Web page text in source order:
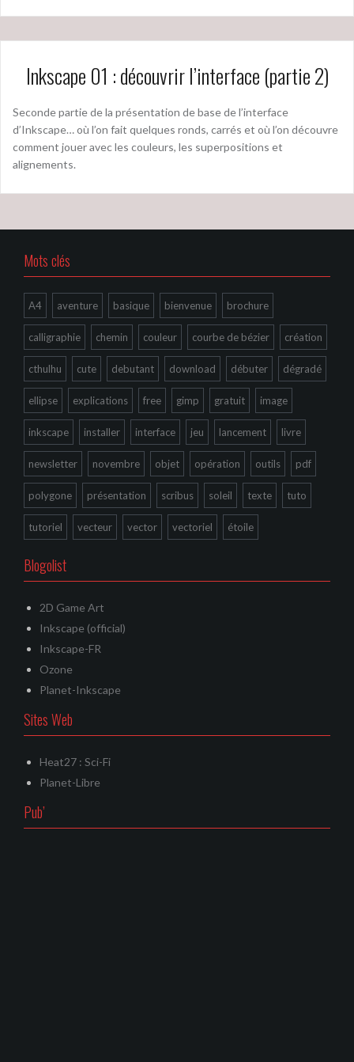
Inkscape 01 : découvrir l’interface (partie 2)
Seconde partie de la présentation de base de l’interface
d’Inkscape… où l’on fait quelques ronds, carrés et où l’on découvre
comment jouer avec les couleurs, les superpositions et
alignements.
Mots clés
A4 aventure basique bienvenue brochure
calligraphie chemin couleur courbe de bézier création
cthulhu cute debutant download débuter dégradé
ellipse explications free gimp gratuit image
inkscape installer interface jeu lancement livre
newsletter novembre objet opération outils pdf
polygone présentation scribus soleil texte tuto
tutoriel vecteur vector vectoriel étoile
Blogolist
2D Game Art
Inkscape (official)
Inkscape-FR
Ozone
Planet-Inkscape
Sites Web
Heat27 : Sci-Fi
Planet-Libre
Pub’